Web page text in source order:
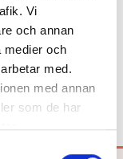
Vi
och annan
medier och
med.
med annan
som de har
Spel och Flugo-
göra!Mejla oss!